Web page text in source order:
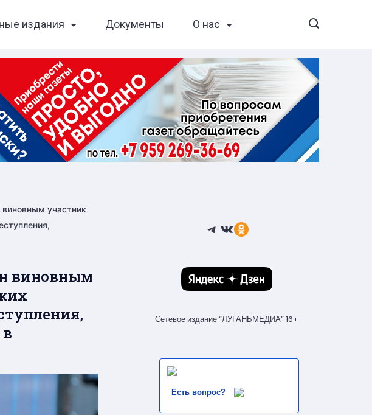
издания Документы О нас
участник
виновным
Telegram
ВКонтакте
Ссылка
Сетевое издание “ЛУГАНЬМЕДИА” 16+
Есть вопрос?